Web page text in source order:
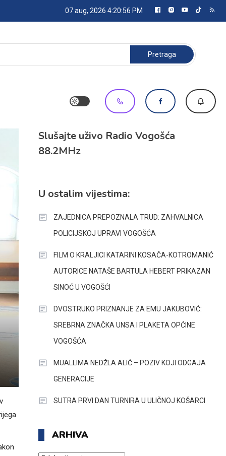
07 aug, 2026 4:20:57 PM
Pretraga:
Slušajte uživo Radio Vogošća
88.2MHz
U ostalim vijestima:
ZAJEDNICA PREPOZNALA TRUD: ZAHVALNICA
POLICIJSKOJ UPRAVI VOGOŠĆA
FILM O KRALJICI KATARINI KOSAČA-KOTROMANIĆ
AUTORICE NATAŠE BARTULA HEBERT PRIKAZAN
SINOĆ U VOGOŠĆI
DVOSTRUKO PRIZNANJE ZA EMU JAKUBOVIĆ:
SREBRNA ZNAČKA UNSA I PLAKETA OPĆINE
VOGOŠĆA
MUALLIMA NEDŽLA ALIĆ – POZIV KOJI ODGAJA
GENERACIJE
SUTRA PRVI DAN TURNIRA U ULIČNOJ KOŠARCI
ARHIVA